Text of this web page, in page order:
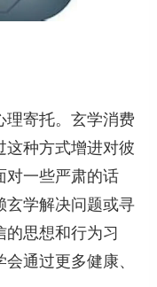
理寄托。玄学消费
这种方式增进对彼
对一些严肃的话
玄学解决问题或寻
思想和行为习
通过更多健康、